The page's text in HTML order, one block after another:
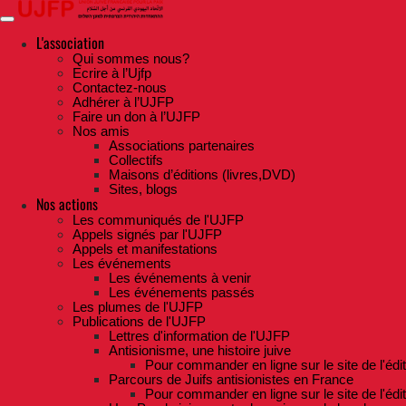
Skip
to
contentL'association
Qui sommes nous?
Ecrire à l’Ujfp
Contactez-nous
Adhérer à l’UJFP
Faire un don à l’UJFP
Nos amis
Associations partenaires
Collectifs
Maisons d’éditions (livres,DVD)
Sites, blogs
Nos actions
Les communiqués de l'UJFP
Appels signés par l'UJFP
Appels et manifestations
Les événements
Les événements à venir
Les événements passés
Les plumes de l'UJFP
Publications de l'UJFP
Lettres d'information de l'UJFP
Antisionisme, une histoire juive
Pour commander en ligne sur le site de
Parcours de Juifs antisionistes en France
Pour commander en ligne sur le site de